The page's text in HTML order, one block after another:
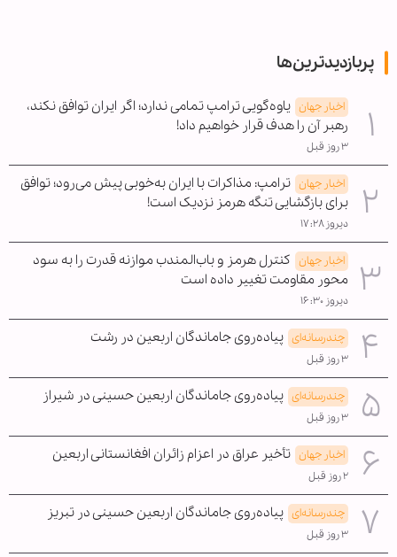
پربازدیدترین‌ها
اخبار جهان یاوه‌گویی ترامپ تمامی ندارد؛ اگر ایران توافق نکند،
رهبر آن را هدف قرار خواهیم داد!
۳ روز قبل
اخبار جهان ترامپ: مذاکرات با ایران به‌خوبی پیش می‌رود؛ توافق
برای بازگشایی تنگه هرمز نزدیک است!
دیروز ۱۷:۲۸
اخبار جهان کنترل هرمز و باب‌المندب موازنه قدرت را به سود
محور مقاومت تغییر داده است
دیروز ۱۶:۳۰
چندرسانه‌ای پیاده‌روی جاماندگان اربعین در رشت
۳ روز قبل
چندرسانه‌ای پیاده‌روی جاماندگان اربعین حسینی در شیراز
۳ روز قبل
اخبار جهان تأخیر عراق در اعزام زائران افغانستانی اربعین
۲ روز قبل
چندرسانه‌ای پیاده‌روی جاماندگان اربعین حسینی در تبریز
۳ روز قبل